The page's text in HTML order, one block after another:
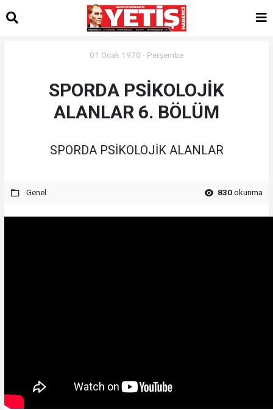
01 Ocak 1970 - Perşembe
SPORDA PSİKOLOJİK
ALANLAR 6. BÖLÜM
SPORDA PSİKOLOJİK ALANLAR
Genel 830okunma